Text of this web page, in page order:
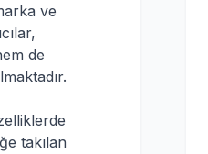
ve
de
takılan